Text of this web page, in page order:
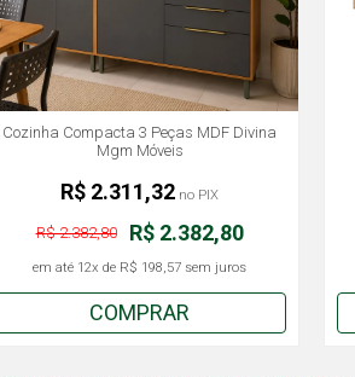
Cozinha Compacta 3 Peças MDF Divina
Mgm Móveis
R$ 2.382,80
R$ 2.382,80
em até 12x de R$ 198,57 sem juros
R$ 2.311,32 no PIX
COMPRAR